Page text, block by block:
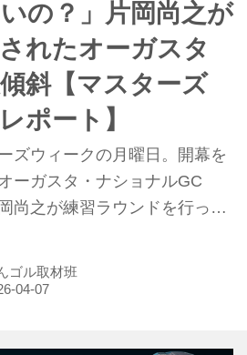
“ムービングデー”にオーガス
が姿を現した。現地で密着取
るプロコーチ・横田英治が、
日目を分析する。
の？」片岡尚之が
れたオーガスタ
斜【マスターズ
ポート】
ズウィークの月曜日。開幕を
ーガスタ・ナショナルGC
尚之が練習ラウンドを行っ
の日本オープンを制し、新た
リーによって初めてこの舞台
岡。パトロンたちの熱気が高
ゴル取材班